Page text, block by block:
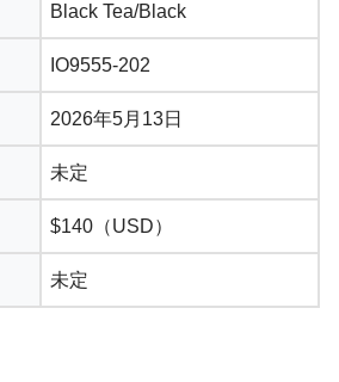
Black Tea/Black
IO9555-202
2026年5月13日
未定
$140（USD）
未定